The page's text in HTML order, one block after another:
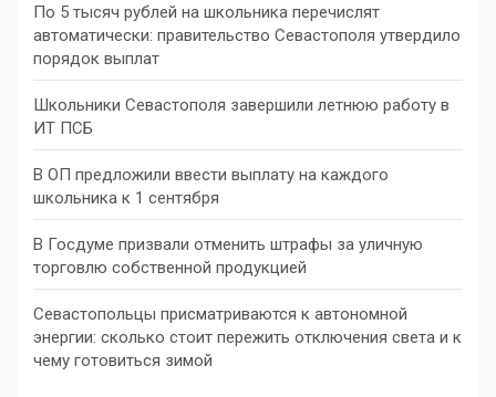
По 5 тысяч рублей на школьника перечислят
автоматически: правительство Севастополя утвердило
порядок выплат
Школьники Севастополя завершили летнюю работу в
ИТ ПСБ
В ОП предложили ввести выплату на каждого
школьника к 1 сентября
В Госдуме призвали отменить штрафы за уличную
торговлю собственной продукцией
Севастопольцы присматриваются к автономной
энергии: сколько стоит пережить отключения света и к
чему готовиться зимой